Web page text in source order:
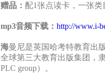
赠品： 配1张点读卡，一张类
mp3音频下载： http://www.i-
海曼尼是英国哈考特教育出
全球第三大教育出版集团，
PLC group）。